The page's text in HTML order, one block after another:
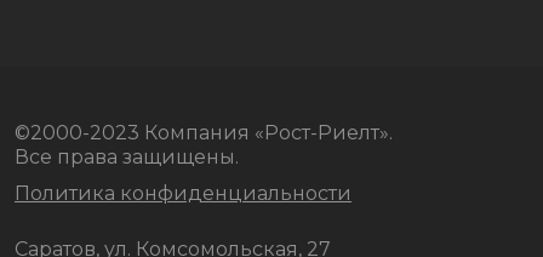
©2000-2023 Компания «Рост-Риелт».
Все права защищены.
Политика конфиденциальности
Саратов, ул. Комсомольская, 27